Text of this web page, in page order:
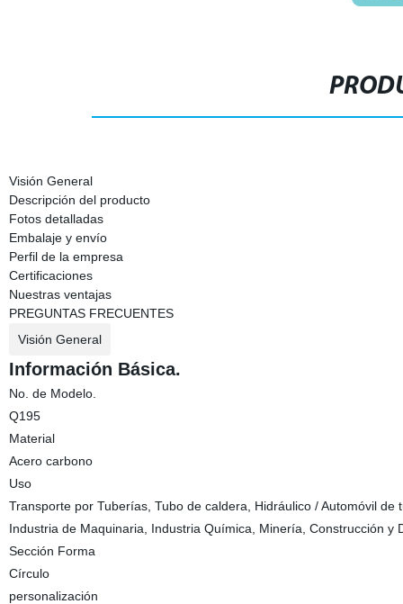
Visión General
Descripción del producto
Fotos detalladas
Embalaje y envío
Perfil de la empresa
Certificaciones
Nuestras ventajas
PREGUNTAS FRECUENTES
Visión General
Información Básica.
No. de Modelo.
Q195
Material
Acero carbono
Uso
Transporte por Tuberías, Tubo de caldera, Hidráulico / Automóvil
Industria de Maquinaria, Industria Química, Minería, Construcción y
Sección Forma
Círculo
personalización